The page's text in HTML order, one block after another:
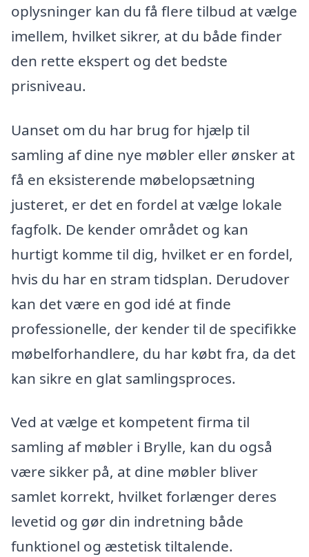
oplysninger kan du få flere tilbud at vælge
imellem, hvilket sikrer, at du både finder
den rette ekspert og det bedste
prisniveau.
Uanset om du har brug for hjælp til
samling af dine nye møbler eller ønsker at
få en eksisterende møbelopsætning
justeret, er det en fordel at vælge lokale
fagfolk. De kender området og kan
hurtigt komme til dig, hvilket er en fordel,
hvis du har en stram tidsplan. Derudover
kan det være en god idé at finde
professionelle, der kender til de specifikke
møbelforhandlere, du har købt fra, da det
kan sikre en glat samlingsproces.
Ved at vælge et kompetent firma til
samling af møbler i Brylle, kan du også
være sikker på, at dine møbler bliver
samlet korrekt, hvilket forlænger deres
levetid og gør din indretning både
funktionel og æstetisk tiltalende.